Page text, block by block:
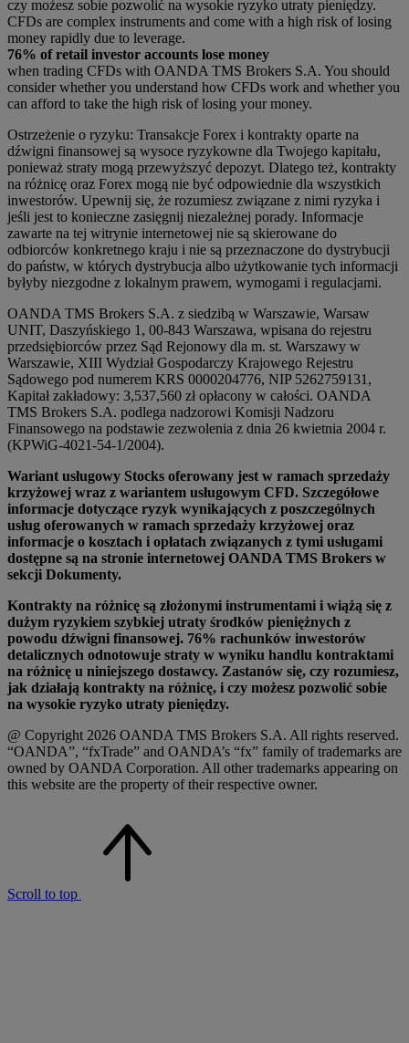
czy możesz sobie pozwolić na wysokie ryzyko utraty pieniędzy.
CFDs are complex instruments and come with a high risk of losing
money rapidly due to leverage.
76% of retail investor accounts lose money
when trading CFDs with OANDA TMS Brokers S.A. You should
consider whether you understand how CFDs work and whether you
can afford to take the high risk of losing your money.
Ostrzeżenie o ryzyku: Transakcje Forex i kontrakty oparte na
dźwigni finansowej są wysoce ryzykowne dla Twojego kapitału,
ponieważ straty mogą przewyższyć depozyt. Dlatego też, kontrakty
na różnicę oraz Forex mogą nie być odpowiednie dla wszystkich
inwestorów. Upewnij się, że rozumiesz związane z nimi ryzyka i
jeśli jest to konieczne zasięgnij niezależnej porady. Informacje
zawarte na tej witrynie internetowej nie są skierowane do
odbiorców konkretnego kraju i nie są przeznaczone do dystrybucji
do państw, w których dystrybucja albo użytkowanie tych informacji
byłyby niezgodne z lokalnym prawem, wymogami i regulacjami.
OANDA TMS Brokers S.A. z siedzibą w Warszawie, Warsaw
UNIT, Daszyńskiego 1, 00-843 Warszawa, wpisana do rejestru
przedsiębiorców przez Sąd Rejonowy dla m. st. Warszawy w
Warszawie, XIII Wydział Gospodarczy Krajowego Rejestru
Sądowego pod numerem KRS 0000204776, NIP 5262759131,
Kapitał zakładowy: 3,537,560 zł opłacony w całości. OANDA
TMS Brokers S.A. podlega nadzorowi Komisji Nadzoru
Finansowego na podstawie zezwolenia z dnia 26 kwietnia 2004 r.
(KPWiG-4021-54-1/2004).
Wariant usługowy Stocks oferowany jest w ramach sprzedaży
krzyżowej wraz z wariantem usługowym CFD. Szczegółowe
informacje dotyczące ryzyk wynikających z poszczególnych
usług oferowanych w ramach sprzedaży krzyżowej oraz
informacje o kosztach i opłatach związanych z tymi usługami
dostępne są na stronie internetowej OANDA TMS Brokers w
sekcji Dokumenty.
Kontrakty na różnicę są złożonymi instrumentami i wiążą się z
dużym ryzykiem szybkiej utraty środków pieniężnych z
powodu dźwigni finansowej. 76% rachunków inwestorów
detalicznych odnotowuje straty w wyniku handlu kontraktami
na różnicę u niniejszego dostawcy. Zastanów się, czy rozumiesz,
jak działają kontrakty na różnicę, i czy możesz pozwolić sobie
na wysokie ryzyko utraty pieniędzy.
@ Copyright 2026 OANDA TMS Brokers S.A. All rights reserved.
“OANDA”, “fxTrade” and OANDA’s “fx” family of trademarks are
owned by OANDA Corporation. All other trademarks appearing on
this website are the property of their respective owner.
Scroll to top